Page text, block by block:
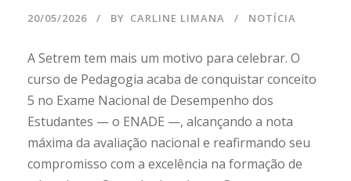
20/05/2026 BY CARLINE LIMANA NOTÍCIA
A Setrem tem mais um motivo para celebrar. O
curso de Pedagogia acaba de conquistar conceito
5 no Exame Nacional de Desempenho dos
Estudantes — o ENADE —, alcançando a nota
máxima da avaliação nacional e reafirmando seu
compromisso com a excelência na formação de